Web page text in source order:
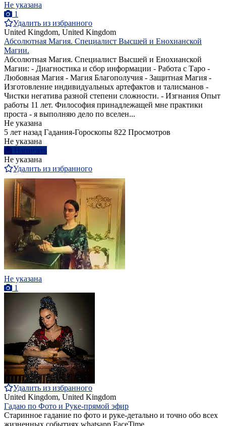
Не указана
1
Удалить из избранного
United Kingdom, United Kingdom
Абсолютная Магия. Специалист Высшей и Енохианской
Магии.
Абсолютная Магия. Специалист Высшей и Енохианской
Магии: - Диагностика и сбор информации - Работа с Таро -
Любовная Магия - Магия Благополучия - Защитная Магия -
Изготовление индивидуальных артефактов и талисманов -
Чистки негатива разной степени сложности. - Изгнания Опыт
работы 11 лет. Философия принадлежащей мне практики
проста - я выполняю дело по вселен...
Не указана
5 лет назад Гадания-Гороскопы 822 Просмотров
Не указана
Написать
Не указана
Удалить из избранного
Не указана
1
Удалить из избранного
United Kingdom, United Kingdom
Гадаю по Фото и Руке-прямой эфир
Старинное гадание по фото и руке-детально и точно обо всех
жизненных событиях whatsapp FaceTime